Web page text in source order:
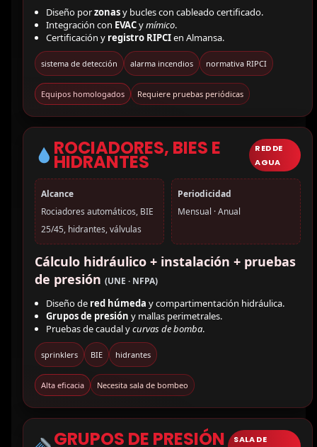
Diseño porzonasy bucles con cableado certificado.
Integración con EVACymímico.
Certificación y registro RIPCIen Almansa.
sistema de detección alarma incendios normativa RIPCI
Equipos homologados Requiere pruebas periódicas
ROCIADORES, BIES E
HIDRANTES
RED DE
AGUA
Alcance
Rociadores automáticos, BIE
25/45, hidrantes, válvulas
Periodicidad
Mensual · Anual
Cálculo hidráulico + instalación + pruebas
de presión (UNE · NFPA)
Diseño de red húmeda y compartimentación hidráulica.
Grupos de presión y mallas perimetrales.
Pruebas de caudal ycurvas de bomba.
sprinklers BIE hidrantes
Alta eficacia Necesita sala de bombeo
GRUPOS DE PRESIÓN
SALA DE